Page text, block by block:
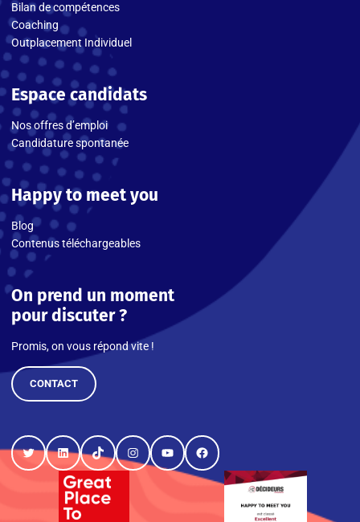
Bilan de compétences
Coaching
Outplacement Individuel
Espace candidats
Nos offres d’emploi
Candidature spontanée
Happy to meet you
Blog
Contenus téléchargeables
On prend un moment
pour discuter ?
Promis, on vous répond vite !
CONTACT
TwitterLinkedInTikTokInstagram
YouTubeFacebook